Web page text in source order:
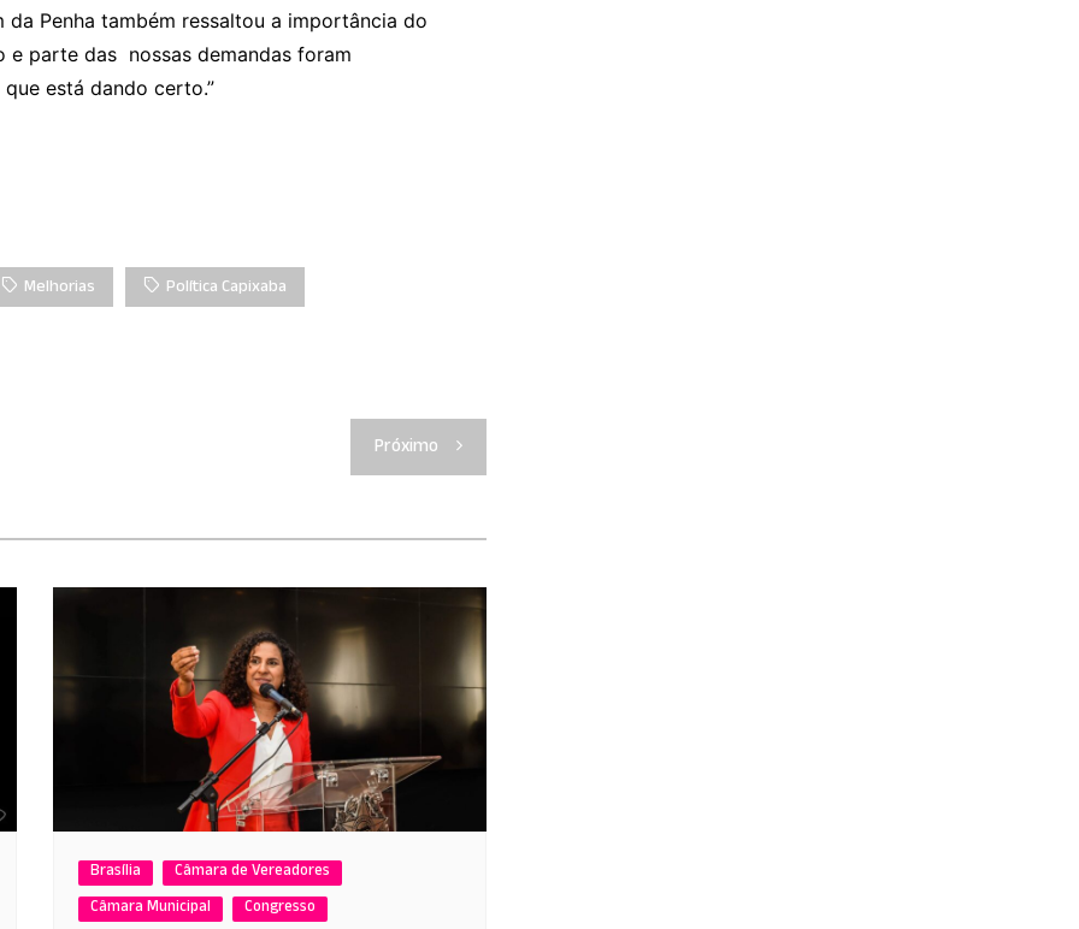
Penha também ressaltou a importância do
e parte das nossas demandas foram
está dando certo.”
Melhorias
Política Capixaba
Próximo
Brasília
Câmara de Vereadores
Câmara Municipal
Congresso